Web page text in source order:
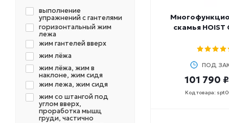
скамья HOIST
ПОД
101 790 ₽
Код товара:
выполнение
упражнений с гантелями
горизонтальный жим
лежа
жим гантелей вверх
жим лёжа
жим лёжа, жим в
наклоне, жим сидя
жим лежа, жим сидя
жим со штангой под
углом вверх,
проработка мышц
груди, частично